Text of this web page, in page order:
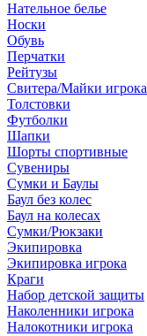
Нательное белье
Носки
Обувь
Перчатки
Рейтузы
Свитера/Майки игрока
Толстовки
Футболки
Шапки
Шорты спортивные
Сувениры
Сумки и Баулы
Баул без колес
Баул на колесах
Сумки/Рюкзаки
Экипировка
Экипировка игрока
Краги
Набор детской защиты
Наколенники игрока
Налокотники игрока